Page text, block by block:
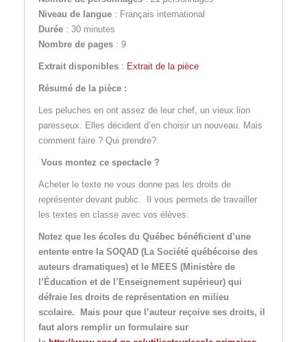
Niveau de langue : Français international
Durée : 30 minutes
Nombre de pages : 9
Extrait disponibles : Extrait de la pièce
Résumé de la pièce :
Les peluches en ont assez de leur chef, un vieux lion
paresseux. Elles décident d’en choisir un nouveau. Mais
comment faire ? Qui prendre?
Vous montez ce spectacle ?
Acheter le texte ne vous donne pas les droits de
représenter devant public. Il vous permets de travailler
les textes en classe avec vos élèves.
Notez que les écoles du Québec bénéficient d’une
entente entre la SOQAD (La Société québécoise des
auteurs dramatiques) et le MEES (Ministère de
l’Éducation et de l’Enseignement supérieur) qui
défraie les droits de représentation en milieu
scolaire. Mais pour que l’auteur reçoive ses droits, il
faut alors remplir un formulaire sur